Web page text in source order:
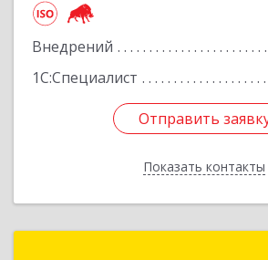
Внедрений
1С:Специалист
Отправить
Показать контакты
Отправить
Назад